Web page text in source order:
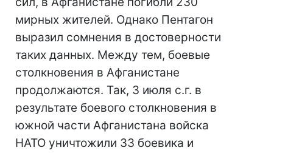
мирных жителей. Однако Пентагон
выразил сомнения в достоверности
таких данных. Между тем, боевые
столкновения в Афганистане
продолжаются. Так, 3 июля с.г. в
результате боевого столкновения в
южной части Афганистана войска
НАТО уничтожили 33 боевика и